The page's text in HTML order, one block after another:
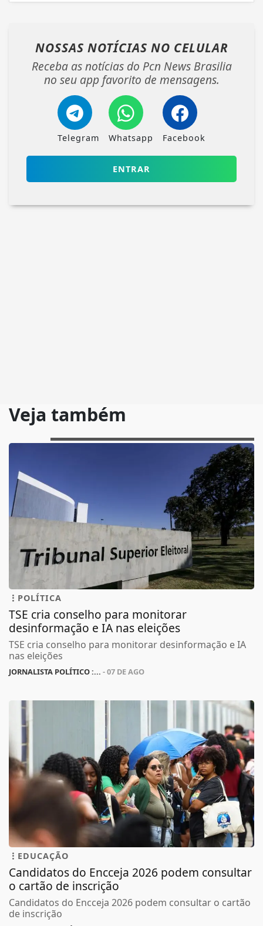
NOSSAS NOTÍCIAS NO CELULAR
Receba as notícias do Pcn News Brasilia
no seu app favorito de mensagens.
Telegram Whatsapp Facebook
ENTRAR
Veja também
POLÍTICA
TSE cria conselho para monitorar
desinformação e IA nas eleições
TSE cria conselho para monitorar desinformação e IA
nas eleições
JORNALISTA POLÍTICO :... - 07 DE AGO
EDUCAÇÃO
Candidatos do Encceja 2026 podem consultar
o cartão de inscrição
Candidatos do Encceja 2026 podem consultar o cartão
de inscrição